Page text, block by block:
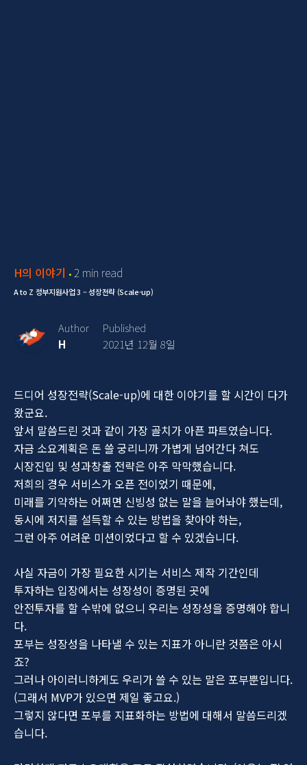
H의 이야기 2 min read
A to Z 정부지원사업 3 – 성장전략 (Scale-up)
Author
H
Published
2021년 12월 8일
드디어 성장전략(Scale-up)에 대한 이야기를 할 시간이 다가
왔군요.
앞서 말씀드린 것과 같이 가장 골치가 아픈 파트였습니다.
자금 소요계획은 돈 쓸 궁리니까 가볍게 넘어간다 쳐도
시장진입 및 성과창출 전략은 아주 막막했습니다.
저희의 경우 서비스가 오픈 전이었기 때문에,
미래를 기약하는 어쩌면 신빙성 없는 말을 늘어놔야 했는데,
동시에 저지를 설득할 수 있는 방법을 찾아야 하는,
그런 아주 어려운 미션이었다고 할 수 있겠습니다.
사실 자금이 가장 필요한 시기는 서비스 제작 기간인데
투자하는 입장에서는 성장성이 증명된 곳에
안전투자를 할 수밖에 없으니 우리는 성장성을 증명해야 합니
다.
포부는 성장성을 나타낼 수 있는 지표가 아니란 것쯤은 아시
죠?
그러나 아이러니하게도 우리가 쓸 수 있는 말은 포부뿐입니다.
(그래서 MVP가 있으면 제일 좋고요.)
그렇지 않다면 포부를 지표화하는 방법에 대해서 말씀드리겠
습니다.